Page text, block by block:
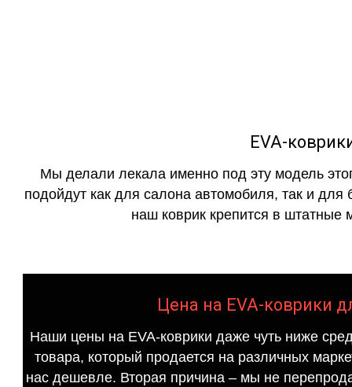
EVA-
Мы делали лекала именно под эту модель
подойдут как для салона автомобиля, так и для
наш коврик крепится в штатные
Цена на EVA-коврики
Наши цены на EVA-коврики даже чуть ниже
товара, который продается на различных
нас дешевле. Вторая причина – мы не